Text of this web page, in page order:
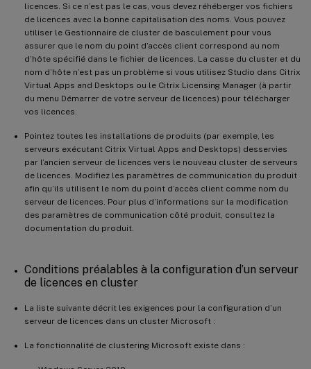
licences. Si ce n’est pas le cas, vous devez réhéberger vos fichiers
de licences avec la bonne capitalisation des noms. Vous pouvez
utiliser le Gestionnaire de cluster de basculement pour vous
assurer que le nom du point d’accès client correspond au nom
d’hôte spécifié dans le fichier de licences. La casse du cluster et du
nom d’hôte n’est pas un problème si vous utilisez Studio dans Citrix
Virtual Apps and Desktops ou le Citrix Licensing Manager (à partir
du menu Démarrer de votre serveur de licences) pour télécharger
vos licences.
Pointez toutes les installations de produits (par exemple, les
serveurs exécutant Citrix Virtual Apps and Desktops) desservies
par l’ancien serveur de licences vers le nouveau cluster de serveurs
de licences. Modifiez les paramètres de communication du produit
afin qu’ils utilisent le nom du point d’accès client comme nom du
serveur de licences. Pour plus d’informations sur la modification
des paramètres de communication côté produit, consultez la
documentation du produit.
Conditions préalables à la configuration d’un serveur
de licences en cluster
La liste suivante décrit les exigences pour la configuration d’un
serveur de licences dans un cluster Microsoft :
La fonctionnalité de clustering Microsoft existe dans :